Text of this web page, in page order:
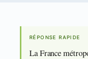
RÉPONSE RAPIDE
La France